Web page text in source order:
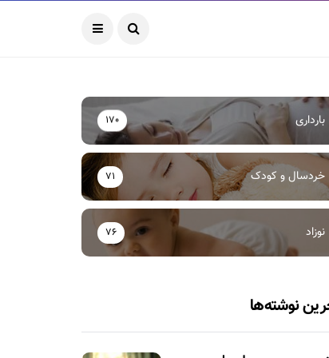
بارداری 170
خردسال و کودک 71
نوزاد 76
نوشته‌ها